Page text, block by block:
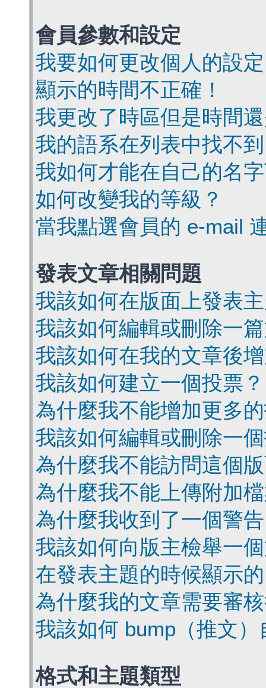
會員參數和設定
我要如何更改個人的設
顯示的時間不正確！
我更改了時區但是時間
我的語系在列表中找不
我如何才能在自己的名
如何改變我的等級？
當我點選會員的 e-mail
發表文章相關問題
我該如何在版面上發表
我該如何編輯或刪除一
我該如何在我的文章後
我該如何建立一個投票？
為什麼我不能增加更多
我該如何編輯或刪除一
為什麼我不能訪問這個
為什麼我不能上傳附加
為什麼我收到了一個警
我該如何向版主檢舉一
在發表主題的時候顯示
為什麼我的文章需要審
我該如何 bump（推文
格式和主題類型